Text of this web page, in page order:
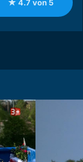
★ 4.7 von 5